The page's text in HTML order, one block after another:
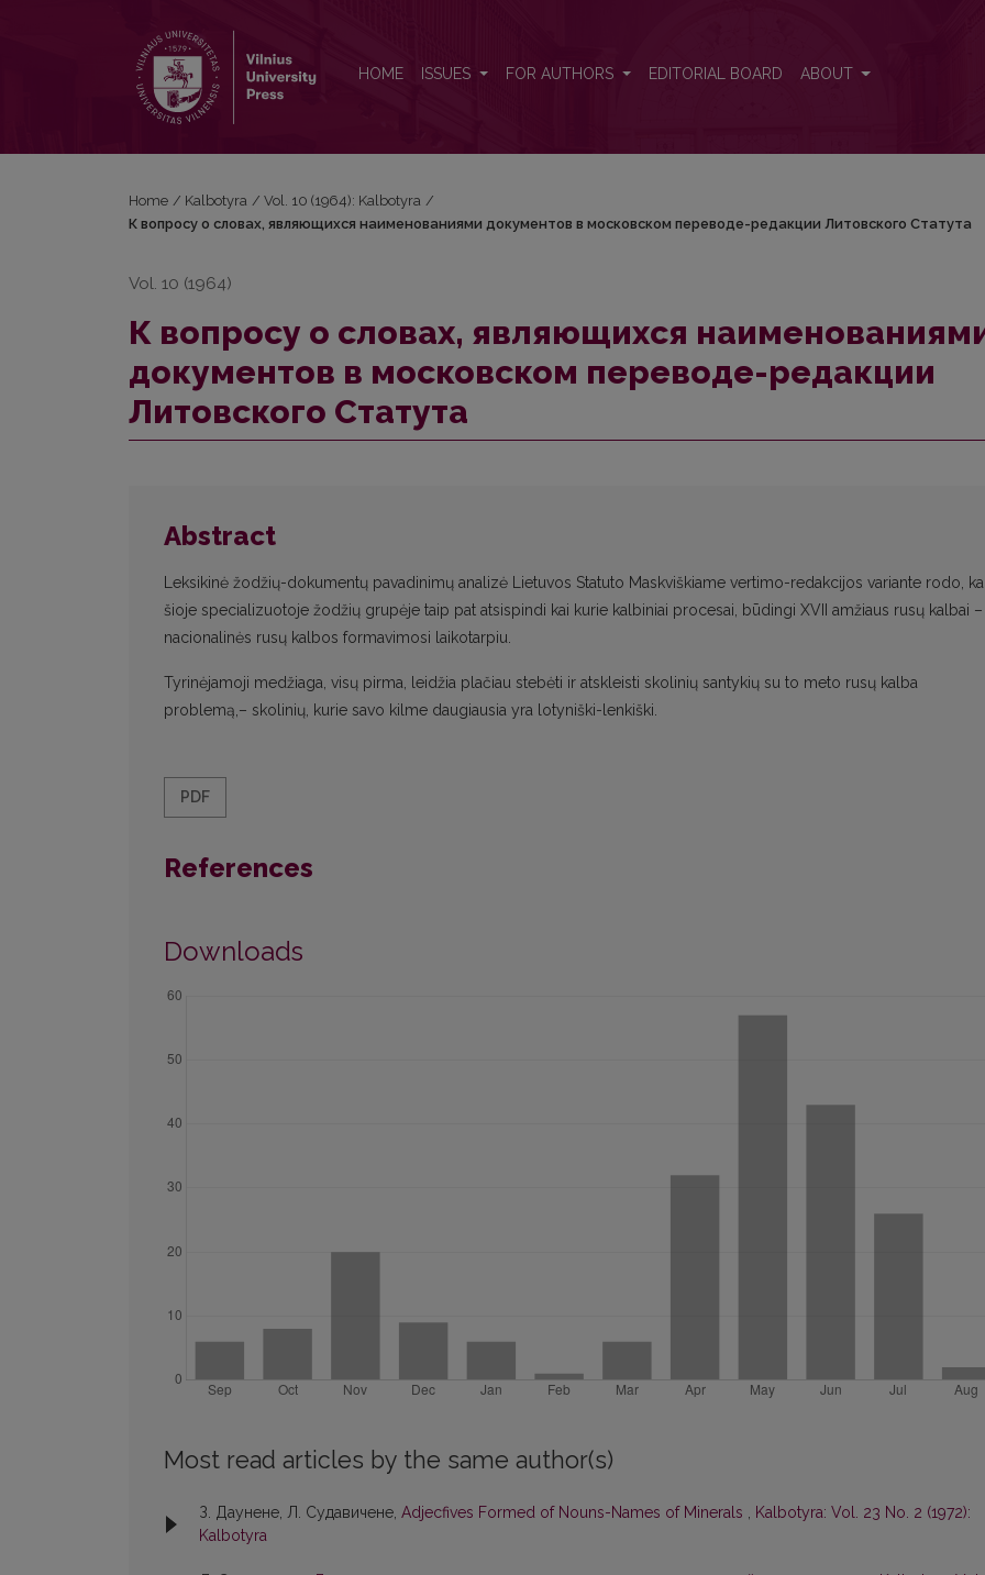
HOME ISSUES FOR AUTHORS EDITORIAL BOARD ABOUT
Home / Kalbotyra / Vol. 10 (1964): Kalbotyra /
К вопросу о словах, являющихся наименованиями документов в московском переводе-редакции Литовского Статута
Vol. 10 (1964)
К вопросу о словах, являющихся
документов в московском переводе-редакции
Литовского Статута
Abstract
Leksikinė žodžių-dokumentų pavadinimų analizė Lietuvos Statuto Maskviškiame vertimo-redakcijos variante rodo,
šioje specializuotoje žodžių grupėje taip pat atsispindi kai kurie kalbiniai procesai, būdingi XVII amžiaus rusų kalbai –
nacionalinės rusų kalbos formavimosi laikotarpiu.
Tyrinėjamoji medžiaga, visų pirma, leidžia plačiau stebėti ir atskleisti skolinių santykių su to meto rusų kalba
problemą,– skolinių, kurie savo kilme daugiausia yra lotyniški-lenkiški.
PDF
References
Downloads
Most read articles by the same author(s)
З. Даунене, Л. Судавичене, Adjecfives Formed of Nouns-Names of Minerals , Kalbotyra: Vol. 23 No. 2 (1972):
Kalbotyra